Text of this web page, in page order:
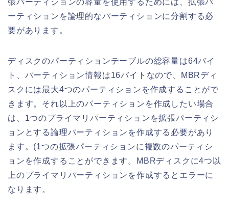
張パーティションの容量を使用するためには、拡張パ
ーティションを論理的なパーティションに分割する必
要があります。
ディスクのパーティションテーブルの総容量は64バイ
ト、パーティション情報は16バイトなので、MBRディ
スクには最大4つのパーティションを作成することがで
きます。それ以上のパーティションを作成したい場合
は、1つのプライマリパーティションを拡張パーティシ
ョンとする論理パーティションを作成する必要があり
ます。(1つの拡張パーティションに複数のパーティシ
ョンを作成することができます。MBRディスクに4つ以
上のプライマリパーティションを作成するとエラーに
なります。